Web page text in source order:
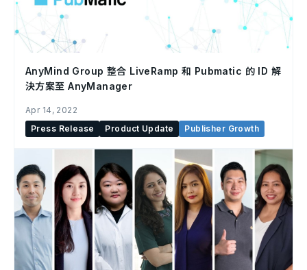
AnyMind Group 整合 LiveRamp 和 Pubmatic 的 ID 解
決方案至 AnyManager
Apr 14, 2022
Press Release
Product Update Publisher Growth